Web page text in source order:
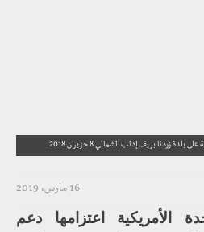
زردنا بريف إدلب الشمالي 8 حزيران 2018
16 مارس، 2019
الأمريكية اعتزامها دعم